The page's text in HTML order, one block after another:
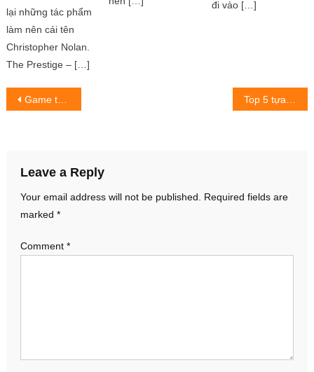
lại những tác phẩm
làm nên cái tên
Christopher Nolan.
The Prestige – […]
đi vào […]
Post
Game thủ Việt 15 năm gắn bó Thiên Long Bát Bộ
Leave a Reply
Your email address will not be published.
Required fields are
marked *
Comment *